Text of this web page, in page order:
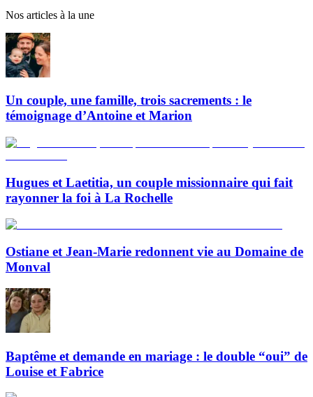
Nos articles à la une
Un couple, une famille, trois sacrements : le
témoignage d’Antoine et Marion
Hugues et Laetitia, un couple missionnaire qui fait
rayonner la foi à La Rochelle
Ostiane et Jean-Marie redonnent vie au Domaine de
Monval
Baptême et demande en mariage : le double “oui” de
Louise et Fabrice